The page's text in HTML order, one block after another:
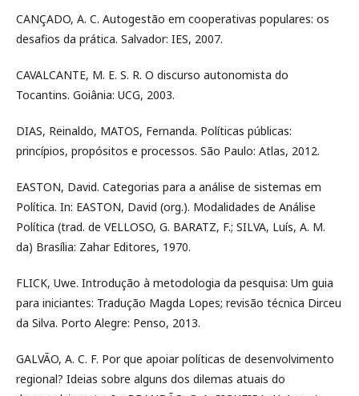
CANÇADO, A. C. Autogestão em cooperativas populares: os
desafios da prática. Salvador: IES, 2007.
CAVALCANTE, M. E. S. R. O discurso autonomista do
Tocantins. Goiânia: UCG, 2003.
DIAS, Reinaldo, MATOS, Fernanda. Políticas públicas:
princípios, propósitos e processos. São Paulo: Atlas, 2012.
EASTON, David. Categorias para a análise de sistemas em
Política. In: EASTON, David (org.). Modalidades de Análise
Política (trad. de VELLOSO, G. BARATZ, F.; SILVA, Luís, A. M.
da) Brasília: Zahar Editores, 1970.
FLICK, Uwe. Introdução à metodologia da pesquisa: Um guia
para iniciantes: Tradução Magda Lopes; revisão técnica Dirceu
da Silva. Porto Alegre: Penso, 2013.
GALVÃO, A. C. F. Por que apoiar políticas de desenvolvimento
regional? Ideias sobre alguns dos dilemas atuais do